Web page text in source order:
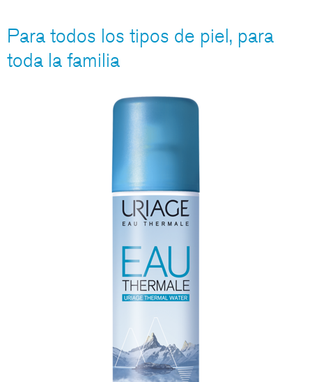
Para todos los tipos de piel, para
toda la familia